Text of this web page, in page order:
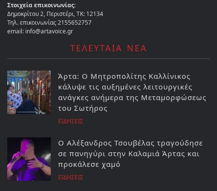
Στοιχεία επικοινωνίας:
Δημοκρίτου 2, Περιστέρι, ΤΚ: 12134
Τηλ. επικοινωνίας 2155652757
email: info@artavoice.gr
ΤΕΛΕΥΤΑΙΑ ΝΕΑ
Άρτα: Ο Μητροπολίτης Καλλίνικος
κάλυψε τις αυξημένες λειτουργικές
ανάγκες ανήμερα της Μεταμορφώσεως
του Σωτήρος
ΕΙΔΗΣΕΙΣ
Ο Αλέξανδρος Τσουβέλας τραγούδησε
σε πανηγύρι στην Καλαμιά Άρτας και
προκάλεσε χαμό
ΕΙΔΗΣΕΙΣ